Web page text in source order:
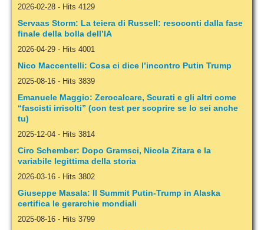
2026-02-28 - Hits 4129
Servaas Storm: La teiera di Russell: resoconti dalla fase
finale della bolla dell’IA
2026-04-29 - Hits 4001
Nico Maccentelli: Cosa ci dice l’incontro Putin Trump
2025-08-16 - Hits 3839
Emanuele Maggio: Zerocalcare, Scurati e gli altri come
“fascisti irrisolti” (con test per scoprire se lo sei anche
tu)
2025-12-04 - Hits 3814
Ciro Schember: Dopo Gramsci, Nicola Zitara e la
variabile legittima della storia
2026-03-16 - Hits 3802
Giuseppe Masala: Il Summit Putin-Trump in Alaska
certifica le gerarchie mondiali
2025-08-16 - Hits 3799